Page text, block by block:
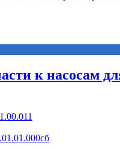
к насосам